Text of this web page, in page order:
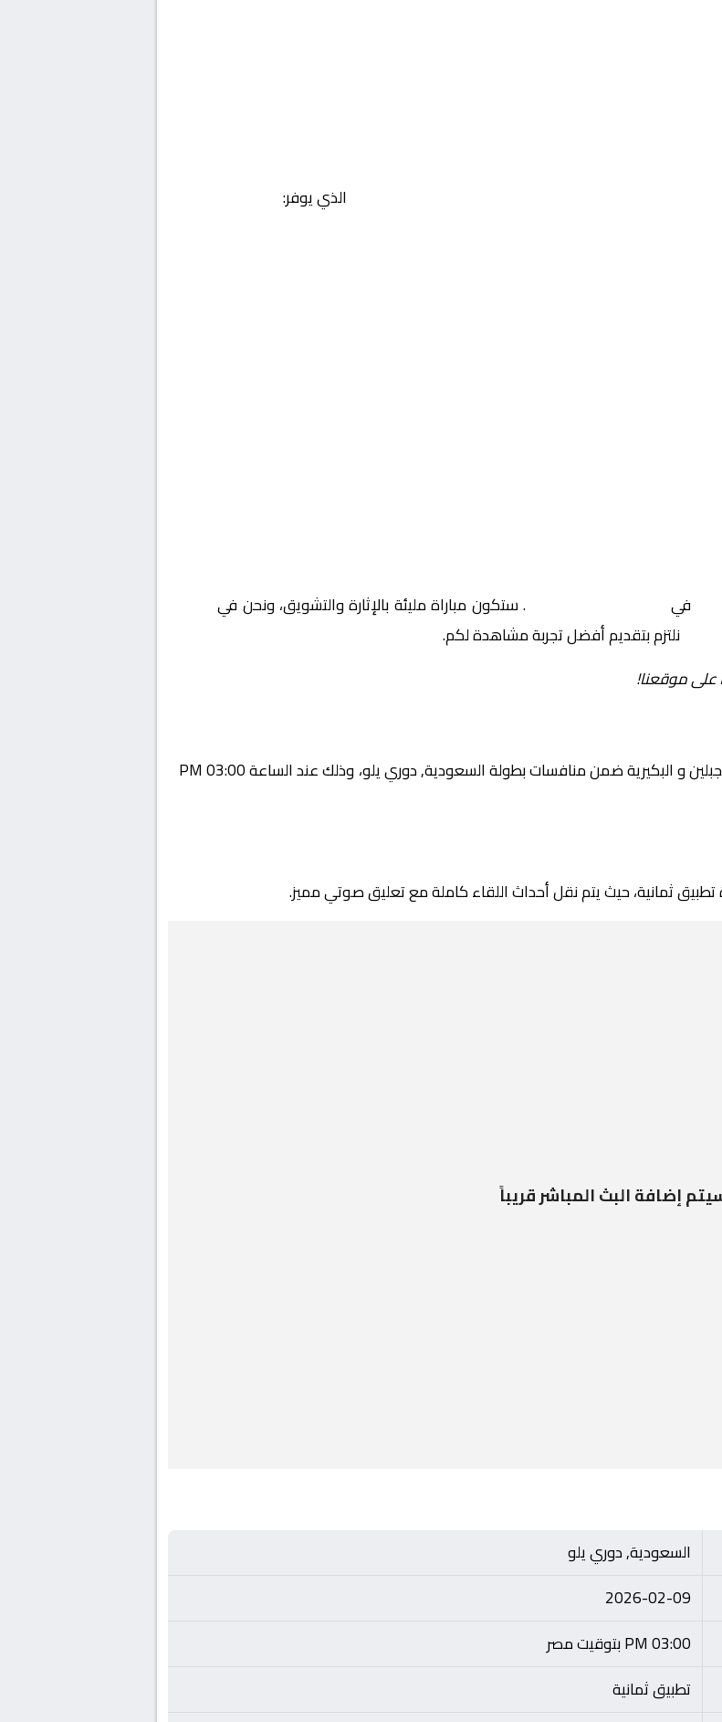
الذي يوفر:
في . ستكون مباراة مليئة بالإثارة والتشويق، ونحن في
نلتزم بتقديم أفضل تجربة مشاهدة لكم.
على موقعنا!
يستضيف اليوم 2026-02-09 لقاءً مرتقبًا يجمع بين الجبلين و البكيرية ضمن منافسات بطولة السعودية, دوري يلو، وذلك عند الساعة 03:00 PM
ثمانية، حيث يتم نقل أحداث اللقاء كاملة مع تعليق صوتي مميز.
إضافة البث المباشر قريباً
السعودية, دوري يلو
2026-02-09
03:00 PM بتوقيت مصر
تطبيق ثمانية